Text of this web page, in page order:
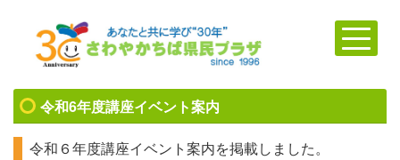
令和6年度講座イベント案内
令和６年度講座イベント案内を掲載しました。